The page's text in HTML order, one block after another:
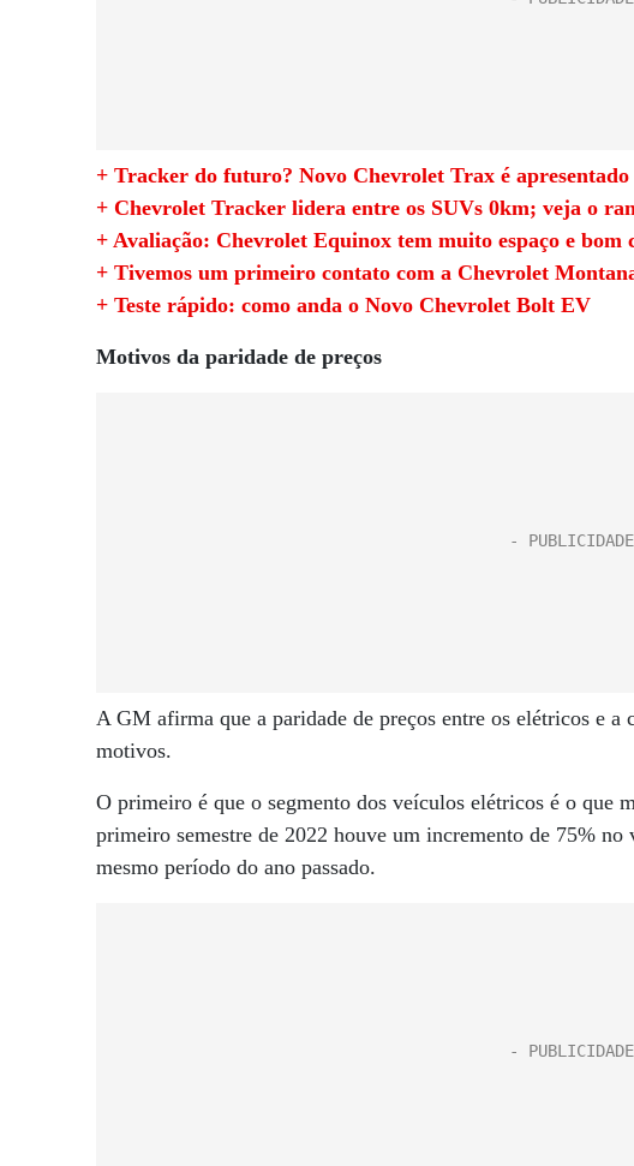
+ Tracker do futuro? Novo Chevrolet Trax é
+ Chevrolet Tracker lidera entre os SUVs 0km; veja o
+ Avaliação: Chevrolet Equinox tem muito espaço e bom
+ Tivemos um primeiro contato com a Chevrolet
+ Teste rápido: como anda o Novo Chevrolet Bolt EV
Motivos da paridade de preços
A GM afirma que a paridade de preços entre os elétricos e
motivos.
O primeiro é que o segmento dos veículos elétricos é o que
primeiro semestre de 2022 houve um incremento de 75%
mesmo período do ano passado.